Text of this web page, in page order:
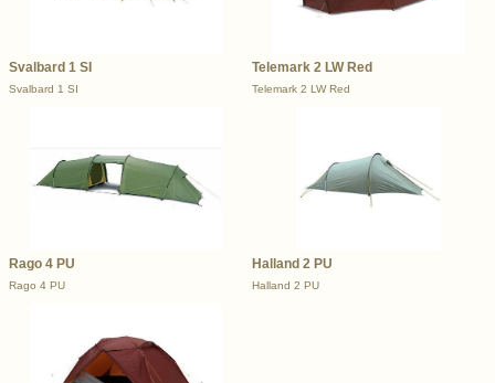
Svalbard 1 SI
Svalbard 1 SI
Telemark 2 LW Red
Telemark 2 LW Red
Rago 4 PU
Rago 4 PU
Halland 2 PU
Halland 2 PU